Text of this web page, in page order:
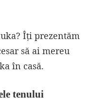
Îți prezentăm
să ai mereu
în casă.
tenului